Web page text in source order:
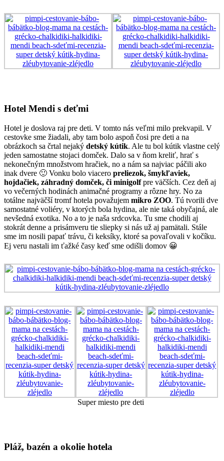
Hotel Mendi s deťmi
Hotel je doslova raj pre deti. V tomto nás veľmi milo prekvapil. V
cestovke sme žiadali, aby tam bolo aspoň čosi pre deti a na
obrázkoch sa črtal nejaký detský kútik. Ale tu bol kútik vlastne celý
jeden samostatne stojaci domček. Dalo sa v ňom kreliť, hrať s
nekonečným množstvom hračiek, no a nám sa najviac páčili ako
inak dvere 🙂 Vonku bolo viacero preliezok, šmykľaviek,
hojdačiek, záhradný domček, či minigolfpre väčších. Cez deň aj
vo večerných hodinách animačné programy a rôzne hry. No za
totálne najväčší tromf hotela považujem mikro ZOO. Tú tvorili dve
samostatné voliéry, v ktorých bola hydina, ale nie taká obyčajná, ale
nevšedná exotika. No a to je naša srdcovka. Tu sme chodili aj
stokrát denne a prisámveru tie sliepky si nás už aj pamätali. Stále
sme im nosili papať trávu, či keksíky, ktoré sa povaľovali v kočíku.
Ej veru nastali im ťažké časy keď sme odišli domov 😀
Super miesto pre deti
Pláž, bazén a okolie hotela